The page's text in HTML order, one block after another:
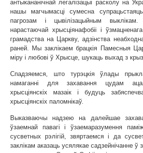
антыкананічнай легалізацыі расколу на
нашы магчымасці сумесна
пагрозам і цывілізацыйным
нарастаючай хрысціянафобіі і
грамадства на Царкву, адзінства
раней. Мы заклікаем брацкія Памесныя
міру і любові ў Хрысце, шукаць выхад з
Спадзяемся, што турэцкія ўлады
намаганні для захавання цудам
хрысціянскіх мазаік і будуць
хрысціянскіх паломнікаў.
Выказваючы надзею на далейшае
ўзаемнай павагі і ўзаемаразумення
сусветных рэлігій, звяртаемся і да
заклікам аказаць усялякае садзейнічанне ў